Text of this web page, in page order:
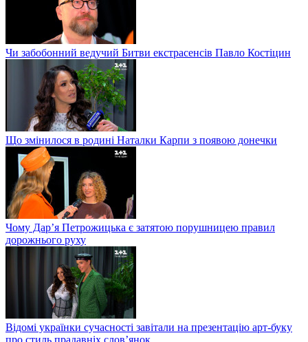
Чи забобонний ведучий Битви екстрасенсів Павло Костіцин
Що змінилося в родині Наталки Карпи з появою донечки
Чому Дар’я Петрожицька є затятою порушницею правил
дорожнього руху
Відомі українки сучасності завітали на презентацію арт-буку
про стиль прадавніх слов’янок